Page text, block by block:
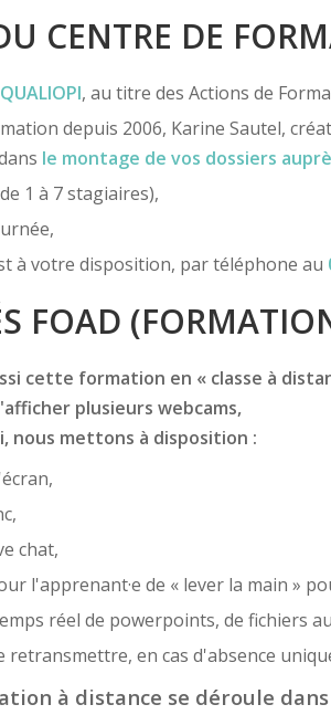
CENTRE DE
QUALIOPI, au titre des Actions de
depuis 2006, Karine Sautel,
le montage de vos dossiers
1 à 7 stagiaires),
à votre disposition, par téléphone au
FOAD
cette formation en « classe à
plusieurs webcams,
nous mettons à disposition :
chat,
l'apprenant·e de « lever la main »
réel de powerpoints, de fichiers
retransmettre, en cas d'absence
à distance se déroule